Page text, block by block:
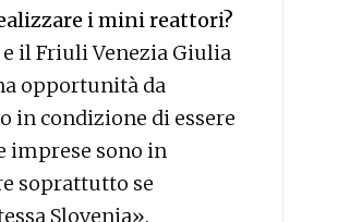
i mini reattori?
il Friuli Venezia Giulia
opportunità da
in condizione di essere
imprese sono in
soprattutto se
Slovenia».